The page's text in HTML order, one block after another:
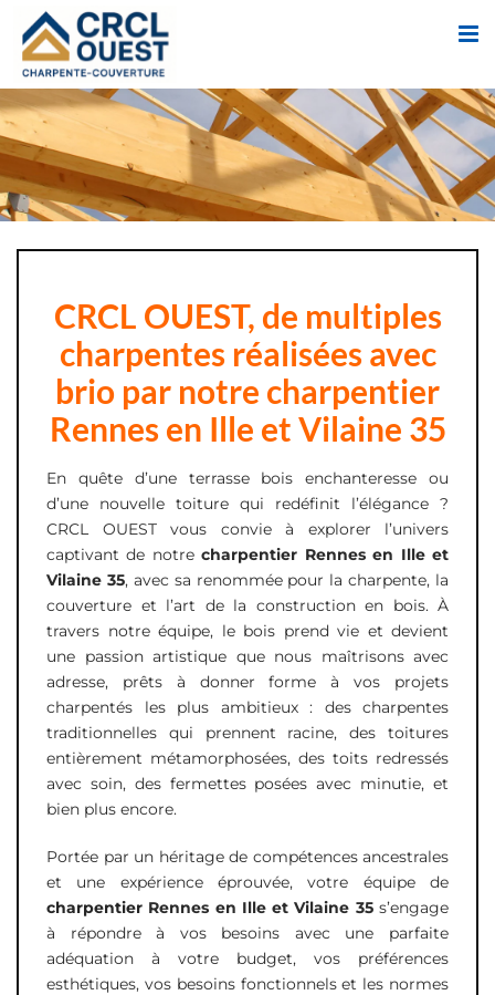
Passer
contenu
CRCL OUEST, de multiples
charpentes réalisées avec
brio par notre charpentier
Rennes en Ille et Vilaine 35
En quête d’une terrasse bois enchanteresse ou
d’une nouvelle toiture qui redéfinit l’élégance ?
CRCL OUEST vous convie à explorer l’univers
captivant de notrecharpentier Rennes en Ille et
Vilaine 35, avec sa renommée pour la charpente, la
couverture et l’art de la construction en bois. À
travers notre équipe, le bois prend vie et devient
une passion artistique que nous maîtrisons avec
adresse, prêts à donner forme à vos projets
charpentés les plus ambitieux : des charpentes
traditionnelles qui prennent racine, des toitures
entièrement métamorphosées, des toits redressés
avec soin, des fermettes posées avec minutie, et
bien plus encore.
Portée par un héritage de compétences ancestrales
et une expérience éprouvée, votre équipe de
charpentier Rennes en Ille et Vilaine 35s’engage
à répondre à vos besoins avec une parfaite
adéquation à votre budget, vos préférences
esthétiques, vos besoins fonctionnels et les normes